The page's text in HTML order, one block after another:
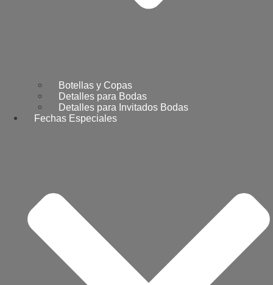
Botellas y Copas
Detalles para Bodas
Detalles para Invitados Bodas
Fechas Especiales